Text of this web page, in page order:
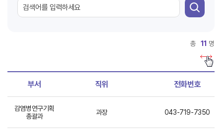
총 11 명
부서 직위 전화번호
감염병연구기획
총괄과
과장 043-719-7350